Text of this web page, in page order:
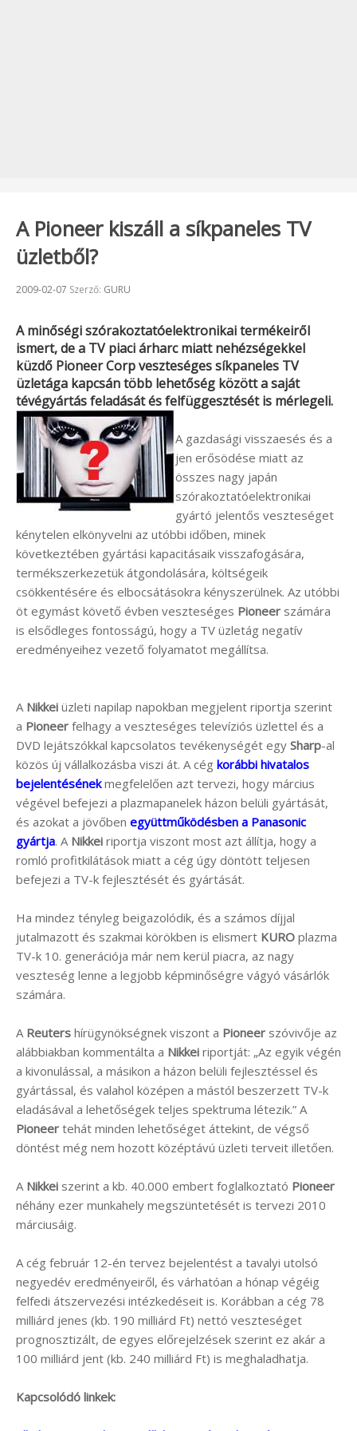
A Pioneer kiszáll a síkpaneles TV
üzletből?
Beküldve:
2009-02-07 Szerző: GURU
A minőségi szórakoztatóelektronikai termékeiről
ismert, de a TV piaci árharc miatt nehézségekkel
küzdő Pioneer Corpveszteséges síkpaneles TV
üzletága kapcsán több lehetőség között a saját
tévégyártás feladását és felfüggesztését is mérlegeli.
A gazdasági visszaesés és a
jen erősödése miatt az
összes nagy japán
szórakoztatóelektronikai
gyártó jelentős veszteséget
kénytelen elkönyvelni az utóbbi időben, minek
következtében gyártási kapacitásaik visszafogására,
termékszerkezetük átgondolására, költségeik
csökkentésére és elbocsátásokra kényszerülnek. Az utóbbi
öt egymást követő évben veszteséges Pioneer számára
is elsődleges fontosságú, hogy a TV üzletág negatív
eredményeihez vezető folyamatot megállítsa.
A Nikkei üzleti napilap napokban megjelent riportja szerint
a Pioneer felhagy a veszteséges televíziós üzlettel és a
DVD lejátszókkal kapcsolatos tevékenységét egy Sharp-al
közös új vállalkozásba viszi át. A cég korábbi hivatalos
bejelentésénekmegfelelően azt tervezi, hogy március
végével befejezi a plazmapanelek házon belüli gyártását,
és azokat a jövőben együttműködésben a Panasonic
gyártja. A Nikkei riportja viszont most azt állítja, hogy a
romló profitkilátások miatt a cég úgy döntött teljesen
befejezi a TV-k fejlesztését és gyártását.
Ha mindez tényleg beigazolódik, és a számos díjjal
jutalmazott és szakmai körökben is elismert KURO plazma
TV-k 10. generációja már nem kerül piacra, az nagy
veszteség lenne a legjobb képminőségre vágyó vásárlók
számára.
A Reuters hírügynökségnek viszont a Pioneer szóvivője az
alábbiakban kommentálta a Nikkei riportját: „Az egyik végén
a kivonulással, a másikon a házon belüli fejlesztéssel és
gyártással, és valahol középen a mástól beszerzett TV-k
eladásával a lehetőségek teljes spektruma létezik.” A
Pioneer tehát minden lehetőséget áttekint, de végső
döntést még nem hozott középtávú üzleti terveit illetően.
A Nikkei szerint a kb. 40.000 embert foglalkoztató Pioneer
néhány ezer munkahely megszüntetését is tervezi 2010
márciusáig.
A cég február 12-én tervez bejelentést a tavalyi utolsó
negyedév eredményeiről, és várhatóan a hónap végéig
felfedi átszervezési intézkedéseit is. Korábban a cég 78
milliárd jenes (kb. 190 milliárd Ft) nettó veszteséget
prognosztizált, de egyes előrejelzések szerint ez akár a
100 milliárd jent (kb. 240 milliárd Ft) is meghaladhatja.
Kapcsolódó linkek: